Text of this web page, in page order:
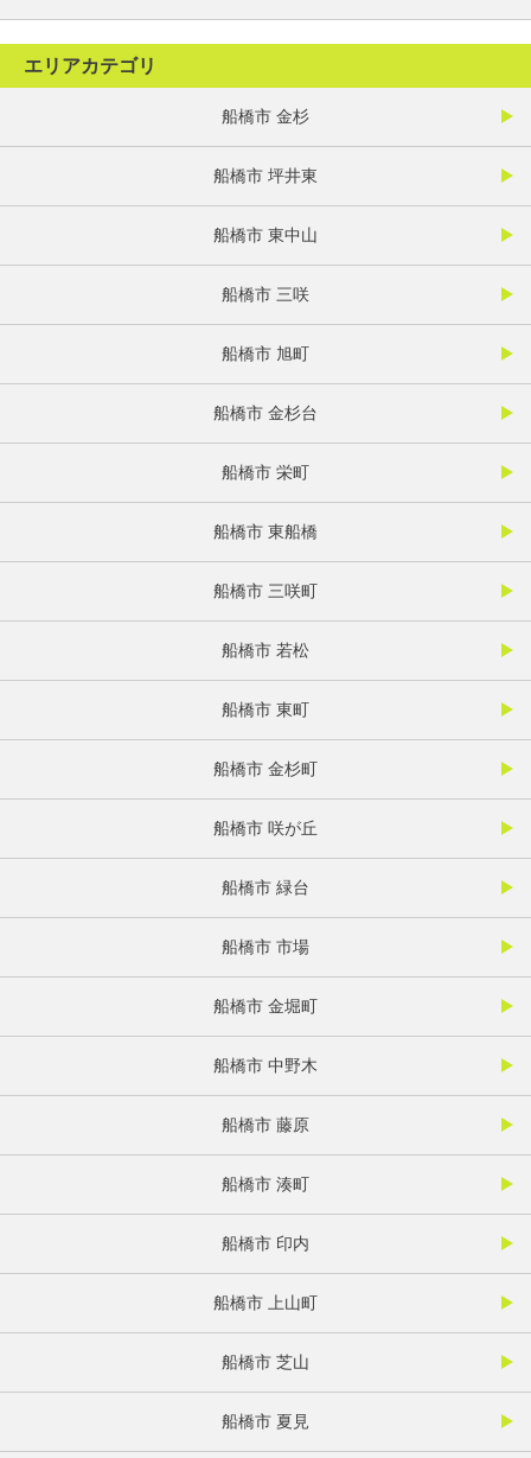
エリアカテゴリ
船橋市 金杉
船橋市 坪井東
船橋市 東中山
船橋市 三咲
船橋市 旭町
船橋市 金杉台
船橋市 栄町
船橋市 東船橋
船橋市 三咲町
船橋市 若松
船橋市 東町
船橋市 金杉町
船橋市 咲が丘
船橋市 緑台
船橋市 市場
船橋市 金堀町
船橋市 中野木
船橋市 藤原
船橋市 湊町
船橋市 印内
船橋市 上山町
船橋市 芝山
船橋市 夏見